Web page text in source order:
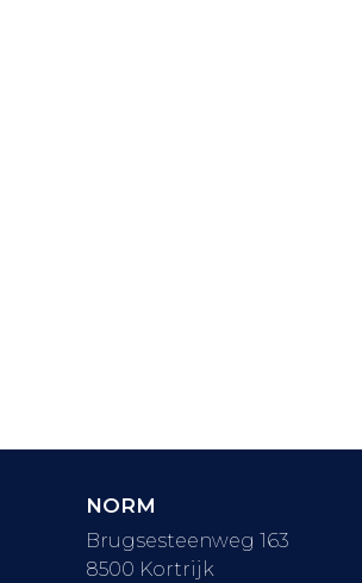
NORM
Brugsesteenweg 163
8500 Kortrijk